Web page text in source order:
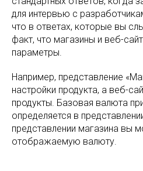
для интервью с
что в ответах, которые вы
факт, что магазины и веб-
параметры.
Например, представление
настройки продукта, а веб-
продукты. Базовая валюта
определяется в
представлении магазина вы
отображаемую валюту.